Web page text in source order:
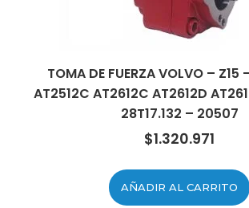
TOMA DE FUERZA VOLVO – Z15
AT2512C AT2612C AT2612D
28T17.132 – 20507
$1.320.971
AÑADIR AL CARRITO